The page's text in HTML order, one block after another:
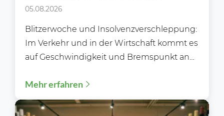
gemeinsam?
05.08.2026
Blitzerwoche und Insolvenzverschleppung:
Im Verkehr und in der Wirtschaft kommt es
auf Geschwindigkeit und Bremspunkt an
Mehr erfahren